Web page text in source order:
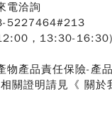
電洽詢
5227464#213
，13:30-16:30)
物產品責任保險-產
關證明請見《 關於